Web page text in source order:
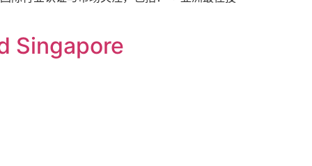
Singapore